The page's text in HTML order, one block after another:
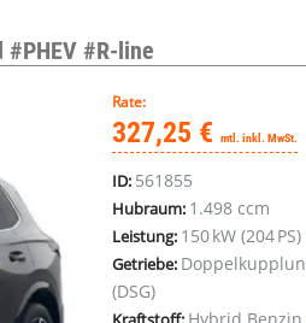
#PHEV #R-line
Rate:
327,25 € mtl. inkl. MwSt.
ID: 561855
Hubraum: 1.498 ccm
Leistung: 150 kW (204 PS)
Getriebe:
(DSG)